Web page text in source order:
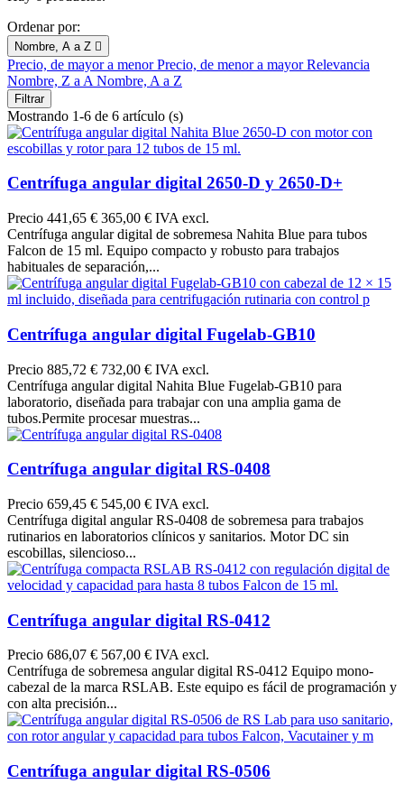
Ordenar por:
Nombre, A a Z 
Precio, de mayor a menorPrecio, de menor a mayorRelevancia
Nombre, Z a A Nombre, A a Z
Filtrar
Mostrando 1-6 de 6 artículo (s)
Centrífuga angular digital 2650-D y 2650-D+
Precio 441,65 € 365,00 € IVA excl.
Centrífuga angular digital de sobremesa Nahita Blue para tubos
Falcon de 15 ml. Equipo compacto y robusto para trabajos
habituales de separación,...
Centrífuga angular digital Fugelab-GB10
Precio 885,72 € 732,00 € IVA excl.
Centrífuga angular digital Nahita Blue Fugelab-GB10 para
laboratorio, diseñada para trabajar con una amplia gama de
tubos.Permite procesar muestras...
Centrífuga angular digital RS-0408
Precio 659,45 € 545,00 € IVA excl.
Centrífuga digital angular RS-0408 de sobremesa para trabajos
rutinarios en laboratorios clínicos y sanitarios. Motor DC sin
escobillas, silencioso...
Centrífuga angular digital RS-0412
Precio 686,07 € 567,00 € IVA excl.
Centrífuga de sobremesa angular digital RS-0412 Equipo mono-
cabezal de la marca RSLAB. Este equipo es fácil de programación y
con alta precisión...
Centrífuga angular digital RS-0506